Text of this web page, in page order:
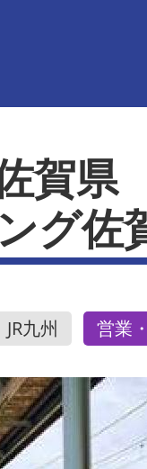
賀
グ
JR九州 営業